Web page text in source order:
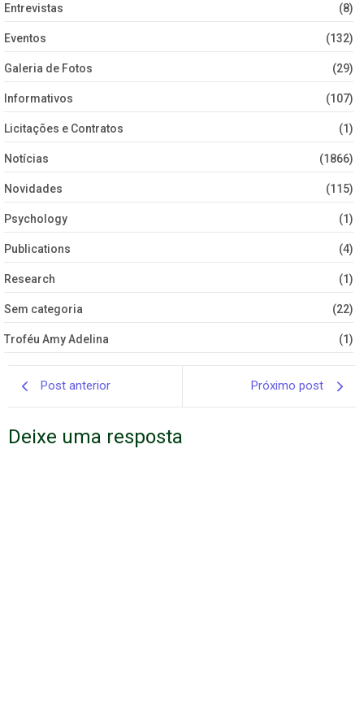
Entrevistas (8)
Eventos (132)
Galeria de Fotos (29)
Informativos (107)
Licitações e Contratos (1)
Notícias (1866)
Novidades (115)
Psychology (1)
Publications (4)
Research (1)
Sem categoria (22)
Troféu Amy Adelina (1)
Post anterior Próximo post
Deixe uma resposta